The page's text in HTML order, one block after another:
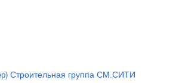
Строительная группа СМ.СИТИ